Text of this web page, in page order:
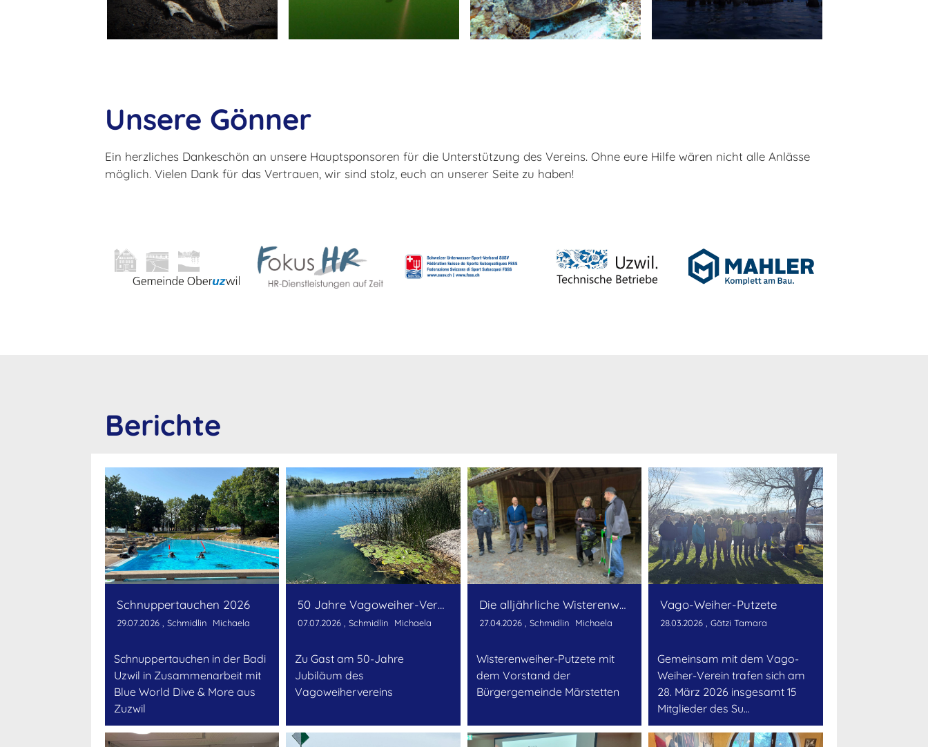
Unsere Gönner
Ein herzliches Dankeschön an unsere Hauptsponsoren für die Unterstützung des Vereins. Ohne eure Hilfe wären nicht alle Anlässe
möglich. Vielen Dank für das Vertrauen, wir sind stolz, euch an unserer Seite zu haben!
Berichte
Schnuppertauchen 2026
29.07.2026 , Schmidlin Michaela
Schnuppertauchen in der Badi
Uzwil in Zusammenarbeit mit
Blue World Dive & More aus
Zuzwil
50 Jahre Vagoweiher-Verein
07.07.2026 , Schmidlin Michaela
Zu Gast am 50-Jahre
Jubiläum des
Vagoweihervereins
Die alljährliche Wisterenweiher-Putzete
27.04.2026, Schmidlin Michaela
Wisterenweiher-Putzete mit
dem Vorstand der
Bürgergemeinde Märstetten
Vago-Weiher-Putzete
28.03.2026 , Gätzi Tamara
Gemeinsam mit dem Vago-
Weiher-Verein trafen sich am
28. März 2026 insgesamt 15
Mitglieder des Su...